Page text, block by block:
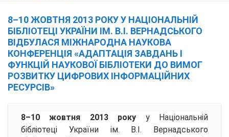
8–10 ЖОВТНЯ 2013 РОКУ У НАЦІОНАЛЬНІЙ
БІБЛІОТЕЦІ УКРАЇНИ ІМ. В.І. ВЕРНАДСЬКОГО
ВІДБУЛАСЯ МІЖНАРОДНА НАУКОВА
КОНФЕРЕНЦІЯ «АДАПТАЦІЯ ЗАВДАНЬ І
ФУНКЦІЙ НАУКОВОЇ БІБЛІОТЕКИ ДО ВИМОГ
РОЗВИТКУ ЦИФРОВИХ ІНФОРМАЦІЙНИХ
РЕСУРСІВ»
8–10 жовтня 2013 року у Національній
бібліотеці України ім. В.І. Вернадського